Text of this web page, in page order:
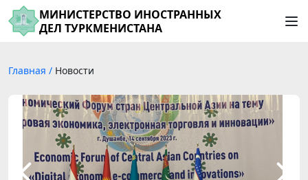
МИНИСТЕРСТВО ИНОСТРАННЫХ
ДЕЛ ТУРКМЕНИСТАНА
Главная / Новости